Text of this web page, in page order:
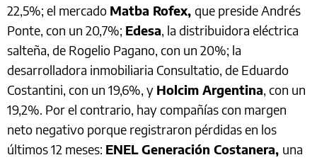
22,5%; el mercado Matba Rofex, que preside Andrés
Ponte, con un 20,7%; Edesa, la distribuidora eléctrica
salteña, de Rogelio Pagano, con un 20%; la
desarrolladora inmobiliaria Consultatio, de Eduardo
Costantini, con un 19,6%, y Holcim Argentina, con un
19,2%. Por el contrario, hay compañías con margen
neto negativo porque registraron pérdidas en los
últimos 12 meses: ENEL Generación Costanera, una